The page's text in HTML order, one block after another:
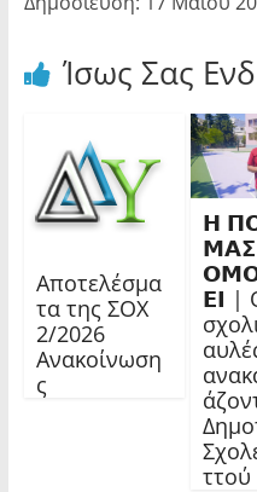
Ίσως Σας
Αποτελέσμα
τα της ΣΟΧ
2/2026
Ανακοίνωση
ς
𝝜
𝝡𝝖𝝨
𝝚𝝞 |
ττού